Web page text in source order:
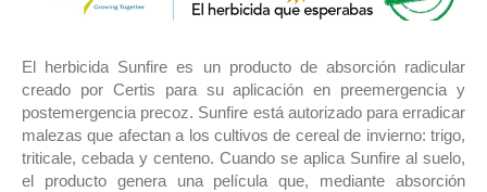
El herbicida Sunfire es un producto de absorción radicular
creado por Certis para su aplicación en preemergencia y
postemergencia precoz. Sunfire está autorizado para erradicar
malezas que afectan a los cultivos de cereal de invierno: trigo,
triticale, cebada y centeno. Cuando se aplica Sunfire al suelo,
el producto genera una película que, mediante absorción